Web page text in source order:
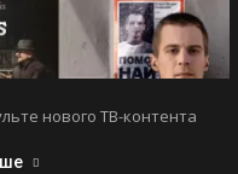
нового ТВ-контента